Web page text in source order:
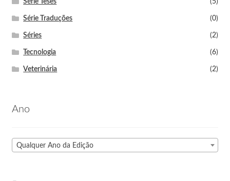
Série Traduções (0)
Séries (2)
Tecnologia (6)
Veterinária (2)
Ano
Qualquer Ano da Edição